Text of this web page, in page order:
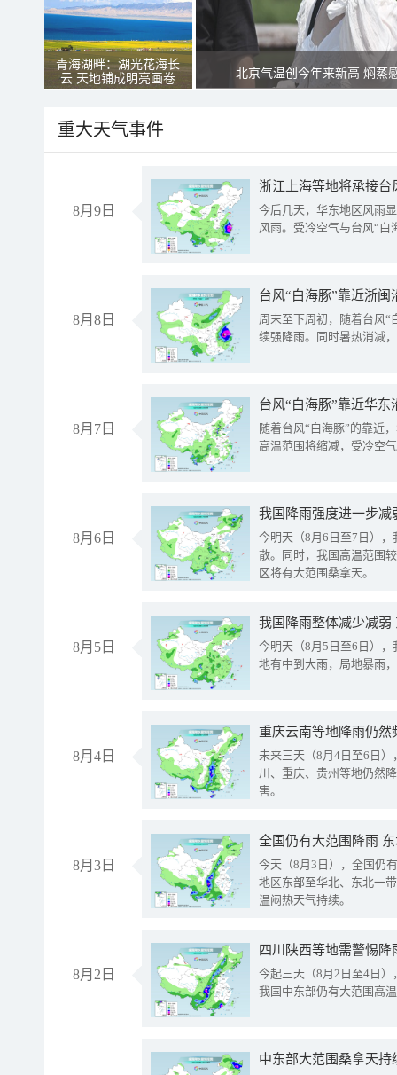
青海湖畔：湖光花海长
云 天地铺成明亮画卷
北京气温创今年来新高 焖蒸
重大天气事件
8月9日
浙江上海等地将承接台
今后几天，华东地区风雨
风雨。受冷空气与台风“白
8月8日
台风“白海豚”靠近浙
周末至下周初，随着台风“
续强降雨。同时暑热消减
8月7日
台风“白海豚”靠近华
随着台风“白海豚”的靠近
高温范围将缩减，受冷空
8月6日
今明天（8月6日至7日）
散。同时，我国高温范围
区将有大范围桑拿天。
8月5日
我国降雨整体减少减弱
今明天（8月5日至6日）
地有中到大雨，局地暴雨
8月4日
重庆云南等地降雨仍然
未来三天（8月4日至6日
川、重庆、贵州等地仍然
害。
8月3日
全国仍有大范围降雨
今天（8月3日），全国仍
地区东部至华北、东北一
温闷热天气持续。
8月2日
今起三天（8月2日至4日
我国中东部仍有大范围高
中东部大范围桑拿天